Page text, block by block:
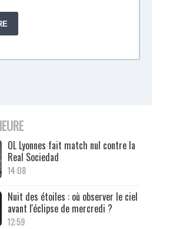
OL Lyonnes fait match nul contre la
Real Sociedad
14:08
Nuit des étoiles : où observer le ciel
avant l'éclipse de mercredi ?
12:59